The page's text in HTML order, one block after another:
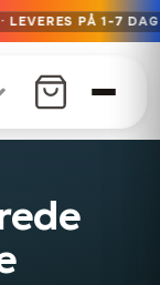
LEVERES PÅ 1-7